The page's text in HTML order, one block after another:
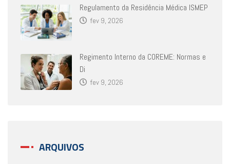
Regulamento da Residência Médica ISMEP
fev 9, 2026
Regimento Interno da COREME: Normas e
Di
fev 9, 2026
ARQUIVOS